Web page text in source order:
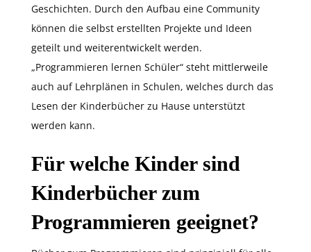
Geschichten. Durch den Aufbau eine Community
können die selbst erstellten Projekte und Ideen
geteilt und weiterentwickelt werden.
„Programmieren lernen Schüler“ steht mittlerweile
auch auf Lehrplänen in Schulen, welches durch das
Lesen der Kinderbücher zu Hause unterstützt
werden kann.
Für welche Kinder sind
Kinderbücher zum
Programmieren geeignet?